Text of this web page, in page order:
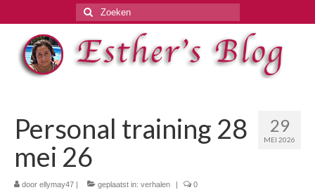
Zoeken
naar:
29
MEI 2026
Personal training 28
mei 26
door ellymay47 | geplaatst in: verhalen | 0